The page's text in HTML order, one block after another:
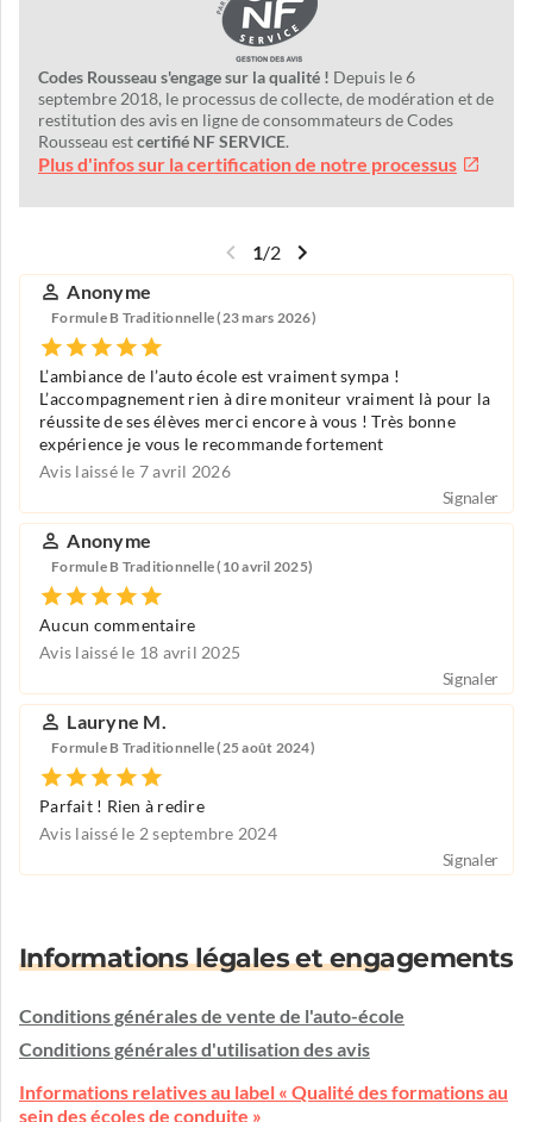
Codes Rousseau s'engage sur la qualité ! Depuis le 6
septembre 2018, le processus de collecte, de modération et de
restitution des avis en ligne de consommateurs de Codes
Rousseau estcertifié NF SERVICE.
Plus d'infos sur la certification de notre processus
1/2
Anonyme
Formule B Traditionnelle (23 mars 2026)
L’ambiance de l’auto école est vraiment sympa !
L’accompagnement rien à dire moniteur vraiment là pour la
réussite de ses élèves merci encore à vous ! Très bonne
expérience je vous le recommande fortement
Avis laissé le 7 avril 2026
Signaler
Anonyme
Formule B Traditionnelle (10 avril 2025)
Aucun commentaire
Avis laissé le 18 avril 2025
Signaler
Lauryne M.
Formule B Traditionnelle (25 août 2024)
Parfait ! Rien à redire
Avis laissé le 2 septembre 2024
Signaler
Informations légales et engagements
Conditions générales de vente de l'auto-école
Conditions générales d'utilisation des avis
Informations relatives au label « Qualité des formations au
sein des écoles de conduite »